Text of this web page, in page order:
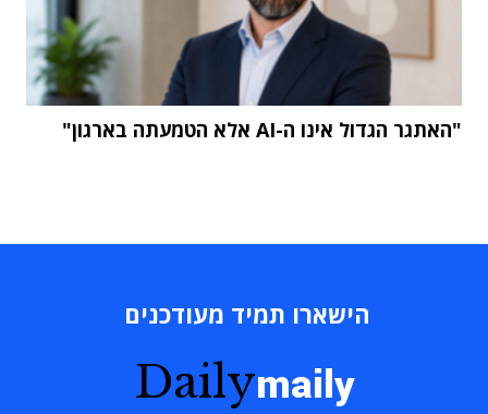
"האתגר הגדול אינו ה-AI אלא הטמעתה בארגון"
הישארו תמיד מעודכנים
Dailymaily